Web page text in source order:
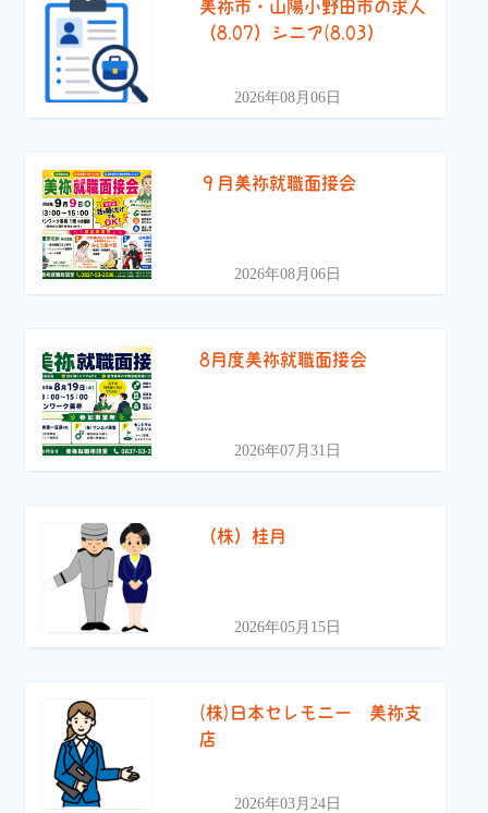
美祢市・山陽小野田市の求人
（8.07）シニア(8.03）
2026年08月06日
９月美祢就職面接会
2026年08月06日
8月度美祢就職面接会
2026年07月31日
（株）桂月
2026年05月15日
(株)日本セレモニー 美祢支
店
2026年03月24日